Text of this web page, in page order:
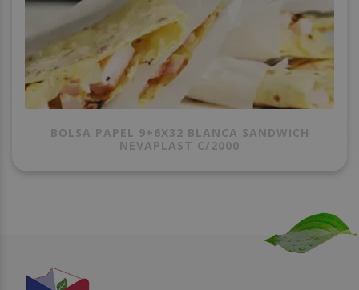
BOLSA PAPEL 9+6X32 BLANCA SANDWICH
NEVAPLAST C/2000